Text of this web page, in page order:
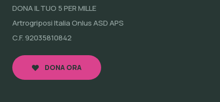
DONA IL TUO 5 PER MILLE
Artrogriposi Italia Onlus ASD APS
C.F. 92035810842
DONA ORA